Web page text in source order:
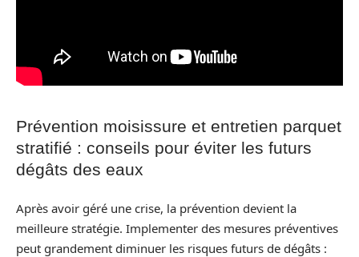
Prévention moisissure et entretien parquet
stratifié : conseils pour éviter les futurs
dégâts des eaux
Après avoir géré une crise, la prévention devient la
meilleure stratégie. Implementer des mesures préventives
peut grandement diminuer les risques futurs de dégâts :